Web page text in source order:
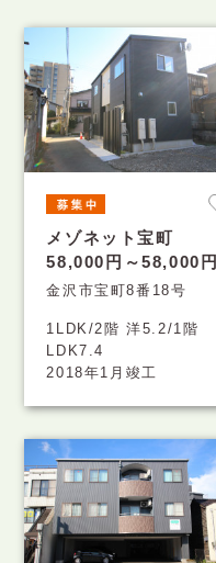
メゾネット宝町
58,000円～58,000円
金沢市宝町8番18号
1LDK/2階 洋5.2/1階
LDK7.4
2018年1月竣工